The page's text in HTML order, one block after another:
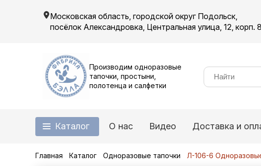
Московская область, городской округ Подольск,
посёлок Александровка, Центральная улица, 12, корп. 8
Производим одноразовые
тапочки, простыни,
полотенца и салфетки
Каталог О нас Видео Доставка и
Главная Каталог Одноразовые тапочки Л-106-6